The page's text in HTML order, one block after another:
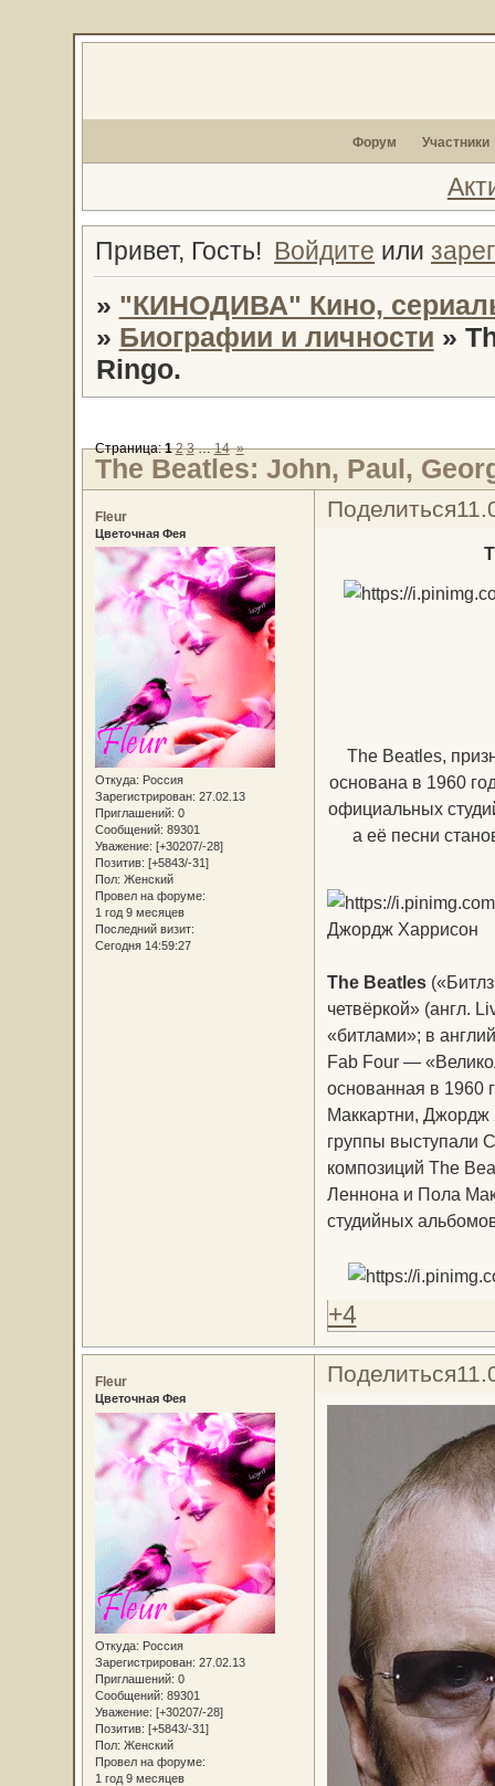
Форум Участники
Привет, Гость! Войдите или
» "КИНОДИВА" Кино,
» Биографии и личности »
Ringo.
The Beatles: John, Paul,
Страница:1 2 3 … 14 »
Поделиться
Fleur
Цветочная Фея
Откуда: Россия
Зарегистрирован: 27.02.13
Приглашений: 0
Сообщений: 89301
Уважение: [+30207/-28]
Позитив: [+5843/-31]
Пол: Женский
Провел на форуме:
1 год 9 месяцев
Последний визит:
Сегодня 14:59:27
The Beatles,
основана в 1960
официальных
а её песни
Джордж
The Beatles
четвёркой» (англ.
«битлами»; в
Fab Four —
основанная в 1960
Маккартни, Джордж
группы выступали
композиций The
Леннона и Пола
студийных
+4
Поделиться
Fleur
Цветочная Фея
Откуда: Россия
Зарегистрирован: 27.02.13
Приглашений: 0
Сообщений: 89301
Уважение: [+30207/-28]
Позитив: [+5843/-31]
Пол: Женский
Провел на форуме:
1 год 9 месяцев